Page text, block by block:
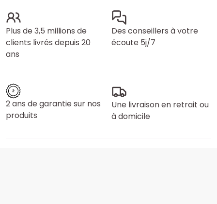
Plus de 3,5 millions de
clients livrés depuis 20
ans
Des conseillers à votre
écoute 5j/7
2 ans de garantie sur nos
produits
Une livraison en retrait ou
à domicile